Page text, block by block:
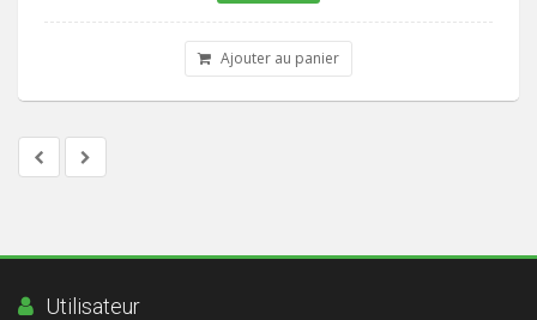
Ajouter au panier
Utilisateur